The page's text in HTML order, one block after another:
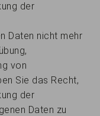
der
Daten nicht mehr
von
Sie das Recht,
der
Daten zu